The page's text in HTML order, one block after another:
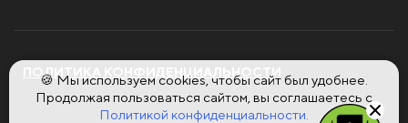
ПОЛИТИКА КОНФИДЕНЦИАЛЬНОСТИ
🍪 Мы используем cookies, чтобы сайт был удобнее.
Продолжая пользоваться сайтом, вы соглашаетесь с
Политикой конфиденциальности.